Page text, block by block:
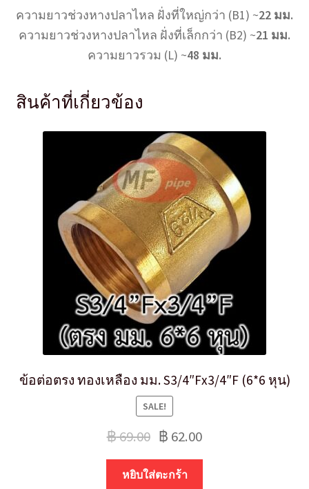
ความยาวช่วงหางปลาไหล ฝั่งที่ใหญ่กว่า (B1) ~22 มม.
ความยาวช่วงหางปลาไหล ฝั่งที่เล็กกว่า (B2) ~21 มม.
ความยาวรวม (L) ~48 มม.
สินค้าที่เกี่ยวข้อง
ข้อต่อตรง ทองเหลือง มม. S3/4″Fx3/4″F (6*6 หุน)
SALE!
฿69.00 ฿ 62.00
หยิบใส่ตะกร้า